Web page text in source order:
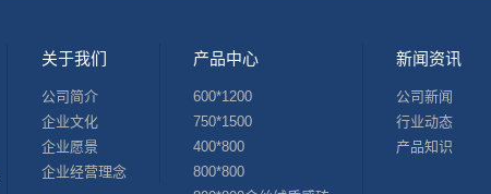
关于我们
公司简介
企业文化
企业愿景
企业经营理念
产品中心
600*1200
750*1500
400*800
800*800
新闻资讯
公司新闻
行业动态
产品知识